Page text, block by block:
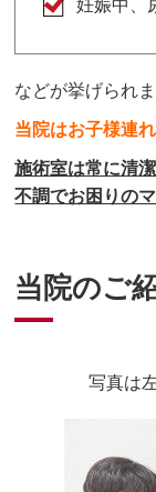
妊娠中、
などが挙げられま
当院はお子様連
施術室は常に清
不調でお困りの
当院のご
写真は